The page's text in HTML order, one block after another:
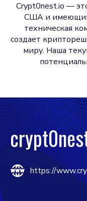
Crypt0nest.io —
США и имеющий
техническая
создает
миру. Наша
https://